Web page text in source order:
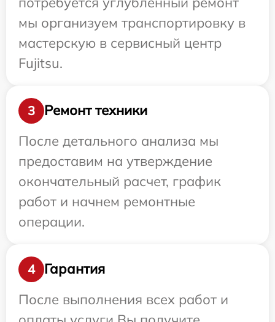
мы организуем транспортировку в
мастерскую в сервисный центр
Fujitsu.
3
Ремонт техники
После детального анализа мы
предоставим на утверждение
окончательный расчет, график
работ и начнем ремонтные
операции.
4
Гарантия
После выполнения всех работ и